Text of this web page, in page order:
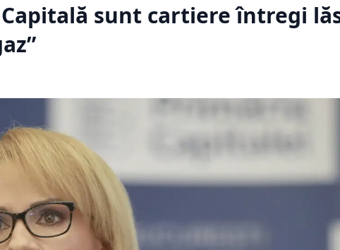
sunt cartiere întregi